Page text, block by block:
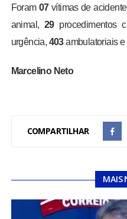
Foram 07vítimas de
animal,29procedimentos
urgência, 403ambulatoriais e
Marcelino Neto
COMPARTILHAR
MAIS